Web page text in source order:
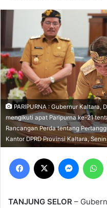
PARIPURNA : Gubernur Kaltara,
mengikuti apat Paripurna ke-21
Rancangan Perda tentang
Kantor DPRD Provinsi Kaltara,
Facebook
TANJUNG SELOR –